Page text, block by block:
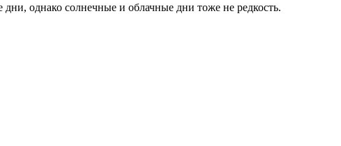
однако солнечные и облачные дни тоже не редкость.